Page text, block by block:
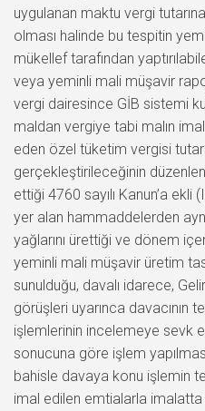
uygulanan maktu vergi
olması halinde bu tespitin
mükellef tarafından
veya yeminli mali müşavir
vergi dairesince GİB sistemi
maldan vergiye tabi malın
eden özel tüketim vergisi
gerçekleştirileceğinin
ettiği 4760 sayılı Kanun’a ekli
yer alan hammaddelerden
yağlarını ürettiği ve dönem
yeminli mali müşavir üretim
sunulduğu, davalı idarece,
görüşleri uyarınca davacının
işlemlerinin incelemeye sevk
sonucuna göre işlem
bahisle davaya konu işlemin
imal edilen emtialarla imalatta